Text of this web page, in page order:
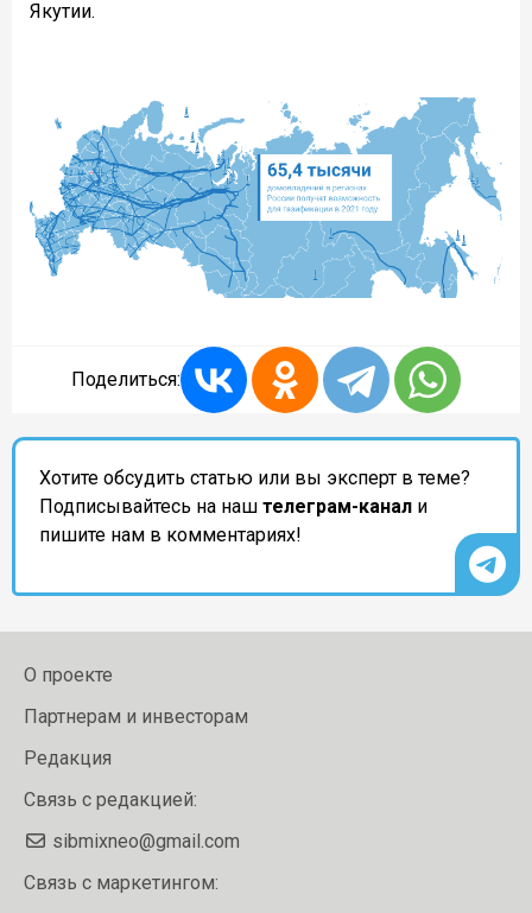
Якутии.
Поделиться:
Хотите обсудить статью или вы эксперт в теме?
Подписывайтесь на наш телеграм-канал и
пишите нам в комментариях!
О проекте
Партнерам и инвесторам
Редакция
Связь с редакцией:
sibmixneo@gmail.com
Связь с маркетингом: